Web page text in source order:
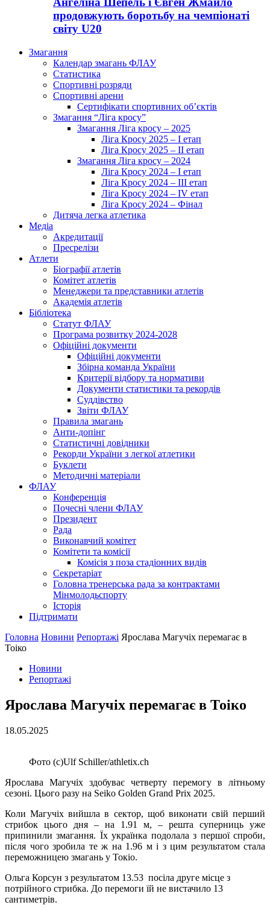
продовжують боротьбу на чемпіонаті
світу U20
Змагання
Календар змагань ФЛАУ
Статистика
Спортивні розряди
Спортивні арени
Сертифікати спортивних об’єктів
Змагання “Ліга кросу”
Змагання Ліга кросу – 2025
Ліга Кросу 2025 – I етап
Ліга Кросу 2025 – II етап
Змагання Ліга кросу – 2024
Ліга Кросу 2024 – I етап
Ліга Кросу 2024 – III етап
Ліга Кросу 2024 – IV етап
Ліга Кросу 2024 – Фінал
Дитяча легка атлетика
Медіа
Акредитації
Пресрелізи
Атлети
Біографії атлетів
Комітет атлетів
Менеджери та представники атлетів
Академія атлетів
Бібліотека
Статут ФЛАУ
Програма розвитку 2024-2028
Офіційні документи
Офіційні документи
Збірна команда України
Критерії відбору та нормативи
Документи статистики та рекордів
Суддівство
Звіти ФЛАУ
Правила змагань
Анти-допінг
Статистичні довідники
Рекорди України з легкої атлетики
Буклети
Методичні матеріали
ФЛАУ
Конференція
Почесні члени ФЛАУ
Президент
Рада
Виконавчий комітет
Комітети та комісії
Комісія з поза стадіонних видів
Секретаріат
Головна тренерська рада за контрактами
Мінмолодьспорту
Історія
Підтримати
Головна Новини Репортажі Ярослава Магучіх перемагає в
Тоіко
Новини
Репортажі
Ярослава Магучіх перемагає в Тоіко
18.05.2025
Фото (с)Ulf Schiller/athletix.ch
Ярослава Магучіх здобуває четверту перемогу в літньому
сезоні. Цього разу на Seiko Golden Grand Prix 2025.
Коли Магучіх вийшла в сектор, щоб виконати свій перший
стрибок цього дня – на 1.91 м, – решта суперниць уже
припинили змагання. Їх українка подолала з першої спроби,
після чого зробила те ж на 1.96 м і з цим результатом стала
переможницею змагань у Токіо.
Ольга Корсун з результатом 13.53 посіла друге місце з
потрійного стрибка. До перемоги їй не вистачило 13
сантиметрів.